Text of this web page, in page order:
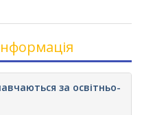
за освітньо-